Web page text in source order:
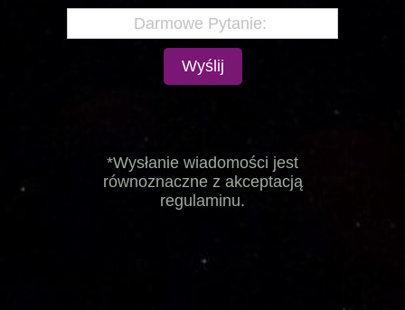
Wyślij
*Wysłanie wiadomości jest
równoznaczne z akceptacją
regulaminu.